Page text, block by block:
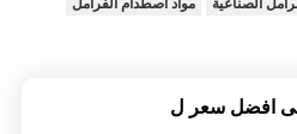
الصناعية
مواد اصطدام الفرامل
افضل سعر ل